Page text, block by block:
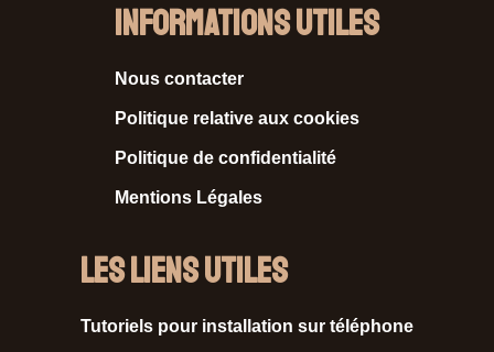
Informations Utiles
Nous contacter
Politique relative aux cookies
Politique de confidentialité
Mentions Légales
Les liens utiles
Tutoriels pour installation sur téléphone